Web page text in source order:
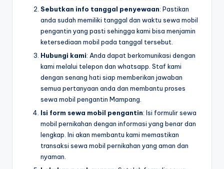
Sebutkan info tanggal penyewaan: Pastikan
anda sudah memiliki tanggal dan waktu sewa mobil
pengantin yang pasti sehingga kami bisa menjamin
ketersediaan mobil pada tanggal tersebut.
Hubungi kami: Anda dapat berkomunikasi dengan
kami melalui telepon dan whatsapp. Staf kami
dengan senang hati siap memberikan jawaban
semua pertanyaan anda dan membantu proses
sewa mobil pengantin Mampang.
Isi form sewa mobil pengantin: Isi formulir sewa
mobil pernikahan dengan informasi yang benar dan
lengkap. Ini akan membantu kami memastikan
transaksi sewa mobil pernikahan yang aman dan
nyaman.